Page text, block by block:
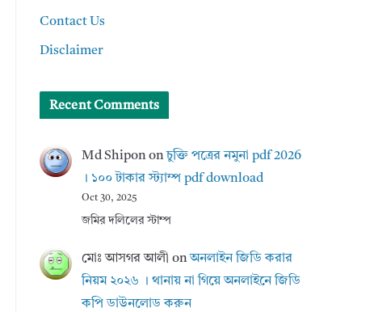
Contact Us
Disclaimer
Recent Comments
Md Shipononচুক্তি পত্রের নমুনা pdf 2026
। ১০০ টাকার স্ট্যাম্প pdf download
Oct 30, 2025
জমির দলিলের স্টাম্প
মোঃ আসগর আলী onঅনলাইন জিডি করার
নিয়ম ২০২৬ । থানায় না গিয়ে অনলাইনে জিডি
কপি ডাউনলোড করুন